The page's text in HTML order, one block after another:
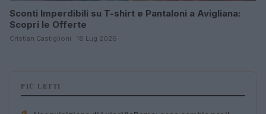
Sconti Imperdibili su T-shirt e Pantaloni a Avigliana:
Scopri le Offerte
Cristian Castiglioni · 18 Lug 2026
PIÙ LETTI